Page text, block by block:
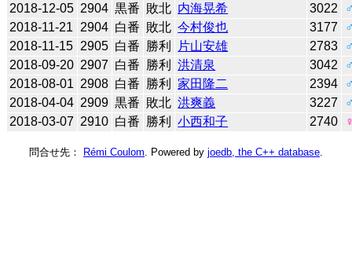
2018-12-05 2904 黒番 敗北 内海晃希 3022
2018-11-21
2904 白番 敗北 今村俊也 3177
2018-11-15 2905 白番 勝利 片山安雄 2783
2018-09-20 2907 白番 勝利 洪清泉 3042
2018-08-01 2908 白番 勝利 家田隆二 2394
2018-04-04 2909 黒番 敗北 洪爽義 3227
2018-03-07 2910 白番 勝利 小西和子 2740
問合せ先： Rémi Coulom . Powered by joedb, the C++ database